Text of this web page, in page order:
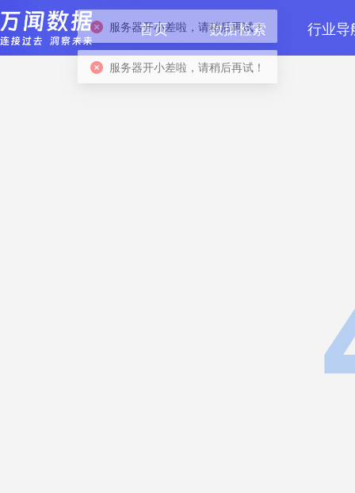
首页 数据检索 行业导